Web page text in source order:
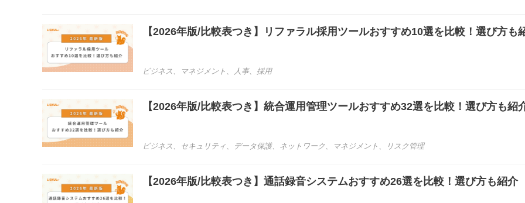
【2026年版/比較表つき】リファラル採用ツールおすすめ10選を比較！選び方も
ビジネス 、 マネジメント 、 人事、 採用
【2026年版/比較表つき】統合運用管理ツールおすすめ32選を比較！選び方も紹
ビジネス 、 セキュリティ 、 データ保護、 ネットワーク 、 マネジメント 、 リスク管理
【2026年版/比較表つき】通話録音システムおすすめ26選を比較！選び方も紹介